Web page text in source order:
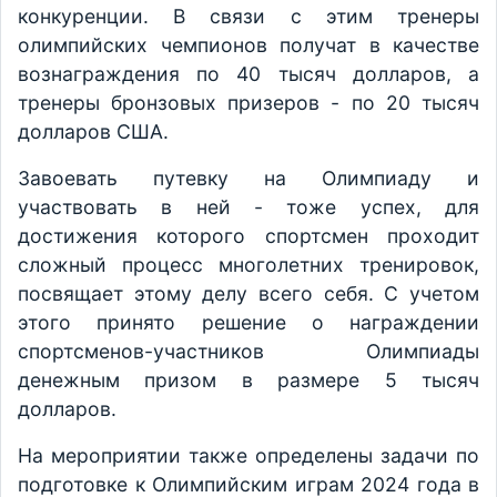
конкуренции. В связи с этим тренеры
олимпийских чемпионов получат в качестве
вознаграждения по 40 тысяч долларов, а
тренеры бронзовых призеров - по 20 тысяч
долларов США.
Завоевать путевку на Олимпиаду и
участвовать в ней - тоже успех, для
достижения которого спортсмен проходит
сложный процесс многолетних тренировок,
посвящает этому делу всего себя. С учетом
этого принято решение о награждении
спортсменов-участников Олимпиады
денежным призом в размере 5 тысяч
долларов.
На мероприятии также определены задачи по
подготовке к Олимпийским играм 2024 года в